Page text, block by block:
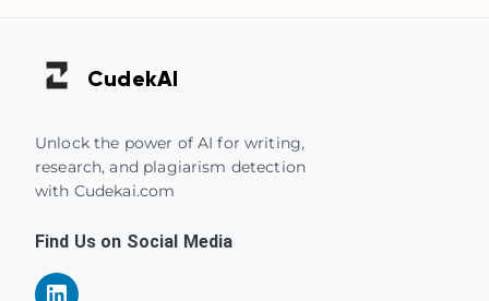
CudekAI
Unlock the power of AI for writing,
research, and plagiarism detection
with Cudekai.com
Find Us on Social Media